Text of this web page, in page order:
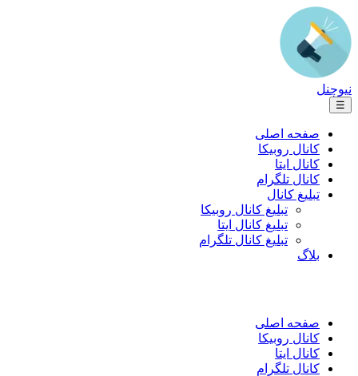
نیوچنل
☰
صفحه اصلی
کانال روبیکا
کانال ایتا
کانال تلگرام
تبلیغ کانال
تبلیغ کانال روبیکا
تبلیغ کانال ایتا
تبلیغ کانال تلگرام
بلاگ
صفحه اصلی
کانال روبیکا
کانال ایتا
کانال تلگرام